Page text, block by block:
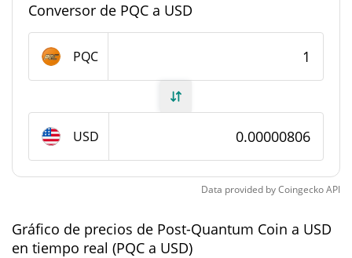
Rango en el mercado #10613
Suministro circulante 999.316.301,988 PQC
Suministro total
1.000.000.000 PQC
Capitalización de mercado de Post-Quantum Coin
Conversor de PQC a USD
PQC
USD
Data provided byCoingeckoAPI
Gráfico de precios de Post-Quantum Coin a USD
en tiempo real (PQC a USD)